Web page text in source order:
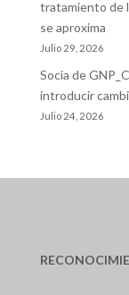
tratamiento de
se aproxima
Julio 29, 2026
Socia de
introducir
Julio 24, 2026